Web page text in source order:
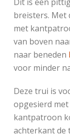
breisters. Met
met
van boven
naar beneden
voor minder
Deze trui is
opgesierd
kantpatroon
achterkant de